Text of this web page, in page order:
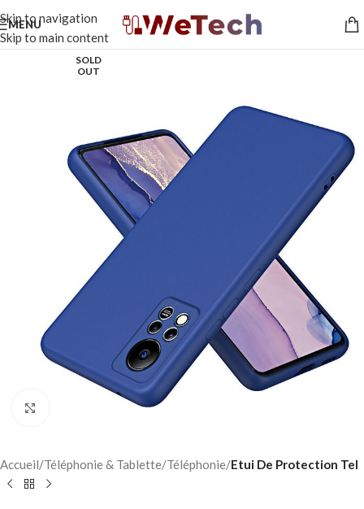
Skip to navigation
Skip to main content
MENU
SOLD
OUT
Accueil Téléphonie & Tablette Téléphonie Etui De Protection Tel